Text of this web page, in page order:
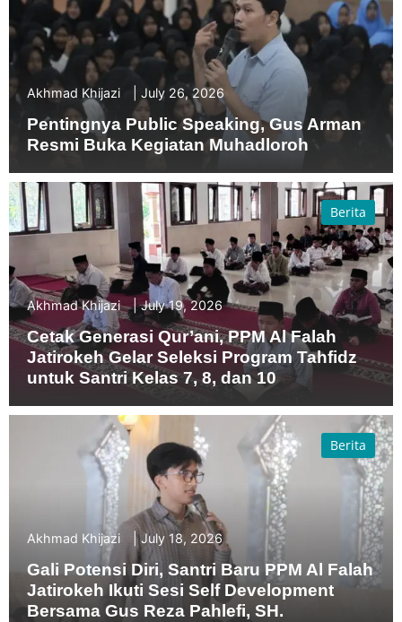
Akhmad Khijazi July 26, 2026
Pentingnya Public Speaking, Gus Arman
Resmi Buka Kegiatan Muhadloroh
Akhmad Khijazi July 19, 2026
Cetak Generasi Qur’ani, PPM Al Falah
Jatirokeh Gelar Seleksi Program Tahfidz
untuk Santri Kelas 7, 8, dan 10
Berita
Akhmad Khijazi July 18, 2026
Gali Potensi Diri, Santri Baru PPM Al Falah
Jatirokeh Ikuti Sesi Self Development
Bersama Gus Reza Pahlefi, SH.
Berita